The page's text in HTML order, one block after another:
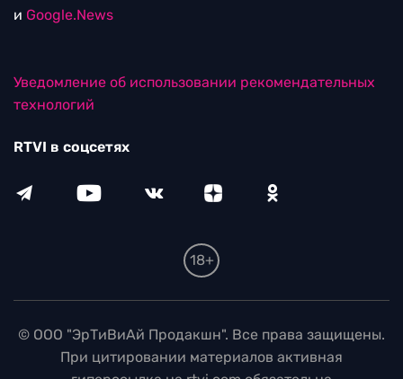
и Google.News
Уведомление об использовании рекомендательных
технологий
RTVI в соцсетях
18+
© ООО "ЭрТиВиАй Продакшн". Все права защищены.
При цитировании материалов активная